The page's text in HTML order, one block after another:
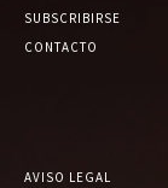
SUBSCRIBIRSE
CONTACTO
AVISO LEGAL